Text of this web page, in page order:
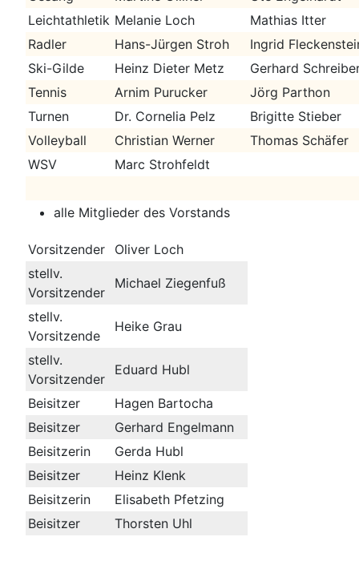
Leichtathletik Melanie Loch
Mathias Itter
Radler
Hans-Jürgen Stroh
Ingrid
Ski-Gilde
Heinz Dieter Metz
Gerhard
Tennis
Arnim Purucker
Jörg Parthon
Turnen
Dr. Cornelia Pelz
Brigitte Stieber
Volleyball
Christian Werner
Thomas Schäfer
WSV
Marc Strohfeldt
alle Mitglieder des Vorstands
Vorsitzender
Oliver Loch
stellv.
Vorsitzender
Michael Ziegenfuß
stellv.
Vorsitzende
Heike Grau
stellv.
Vorsitzender
Eduard Hubl
Beisitzer
Hagen Bartocha
Beisitzer
Gerhard Engelmann
Beisitzerin
Gerda Hubl
Beisitzer
Heinz Klenk
Beisitzerin
Elisabeth Pfetzing
Beisitzer
Thorsten Uhl